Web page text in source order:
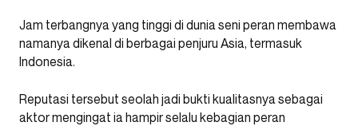
Jam terbangnya yang tinggi di dunia seni peran membawa
namanya dikenal di berbagai penjuru Asia, termasuk
Indonesia.
Reputasi tersebut seolah jadi bukti kualitasnya sebagai
aktor mengingat ia hampir selalu kebagian peran